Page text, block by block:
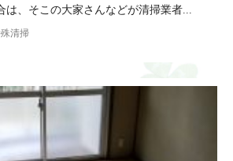
、そこの大家さんなどが清掃業者...
清掃